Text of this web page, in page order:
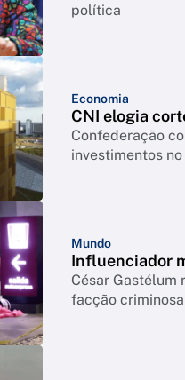
política
Economia
CNI elogia
Confederação considerou
investimentos
Mundo
Influenciador
César Gastélum
facção criminosa